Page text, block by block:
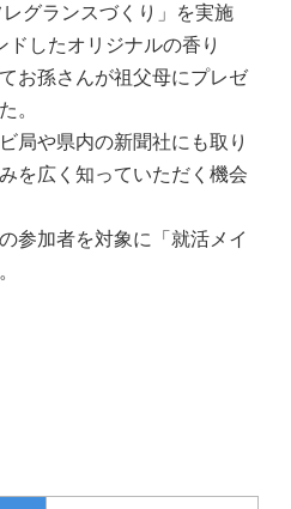
グランスづくり」を実施
ドしたオリジナルの香り
お孫さんが祖父母にプレゼ
。
局や県内の新聞社にも取り
を広く知っていただく機会
参加者を対象に「就活メイ